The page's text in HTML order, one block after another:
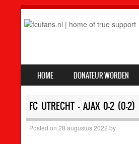
MENU
SKIP TO CONTENT
HOME DONATEUR WORDEN
FC UTRECHT – AJAX 0-2 (0-2)
Posted on 28 augustus 2022 by